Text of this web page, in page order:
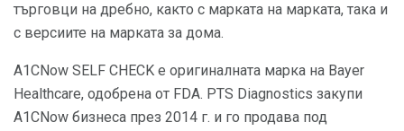
търговци на дребно, както с марката на марката, така и
с версиите на марката за дома.
A1CNow SELF CHECK е оригиналната марка на Bayer
Healthcare, одобрена от FDA. PTS Diagnostics закупи
A1CNow бизнеса през 2014 г. и го продава под